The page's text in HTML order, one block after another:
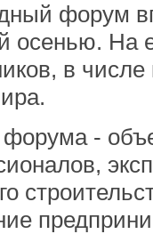
форум
осенью. На
в
-